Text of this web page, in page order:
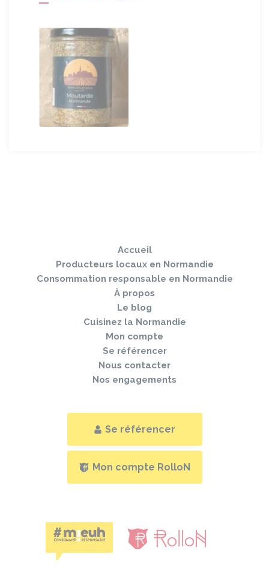
Accueil
Producteurs locaux en Normandie
Consommation responsable en Normandie
À propos
Le blog
Cuisinez la Normandie
Mon compte
Se référencer
Nous contacter
Nos engagements
Se référencer
Mon compte RolloN